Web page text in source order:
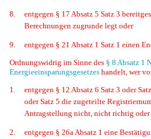
8.
entgegen § 17 Absatz 5 Satz 3
Berechnungen zugrunde legt oder
9.
entgegen § 21 Absatz 1 Satz 1 einen
Ordnungswidrig im Sinne des § 8 Absatz 1
Energieeinsparungsgesetzes handelt, wer
1.
entgegen § 12 Absatz 6 Satz 3 oder
oder Satz 5 die zugeteilte
Antragstellung nicht, nicht richtig
2.
entgegen § 26a Absatz 1 eine